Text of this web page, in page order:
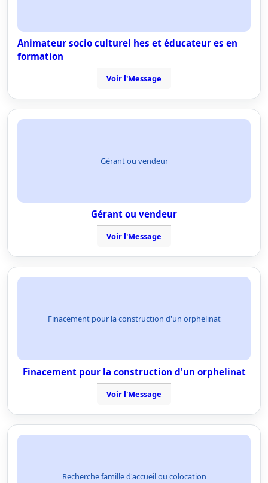
Animateur socio culturel hes et éducateur es en
formation
Voir l'Message
Gérant ou vendeur
Gérant ou vendeur
Voir l'Message
Finacement pour la construction d'un orphelinat
Finacement pour la construction d'un orphelinat
Voir l'Message
Recherche famille d'accueil ou colocation